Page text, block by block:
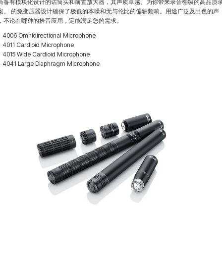
备有模块化设计的话筒头和前置放大器，其声质卓越、为你带来录音棚级的高品质
。 的免变压器设计确保了极低的本噪和无与伦比的偏轴频响。用途广泛及出色的声
不论在哪种的拾音应用，定能满足您的需求。
4006 Omnidirectional Microphone
4011 Cardioid Microphone
4015 Wide Cardioid Microphone
4041 Large Diaphragm Microphone